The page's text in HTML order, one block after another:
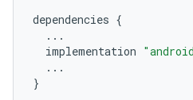
dependencies {
...
implementation
...
}